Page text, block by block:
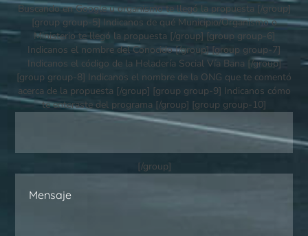
Buscando en Google u organismo te llegó la propuesta [/group]
[group group-5] Indicanos de qué Municipio/Organismo o
Ministerio te llegó la propuesta [/group] [group group-6]
Indicanos el nombre del Conocido [/group] [group group-7]
Indicanos el código de la Heladería Social Vía Bana [/group]
[group group-8] Indicanos el nombre de la ONG que te comentó
acerca de la propuesta [/group] [group group-9] Indicanos cómo
te enteraste del programa [/group] [group group-10]
[/group]